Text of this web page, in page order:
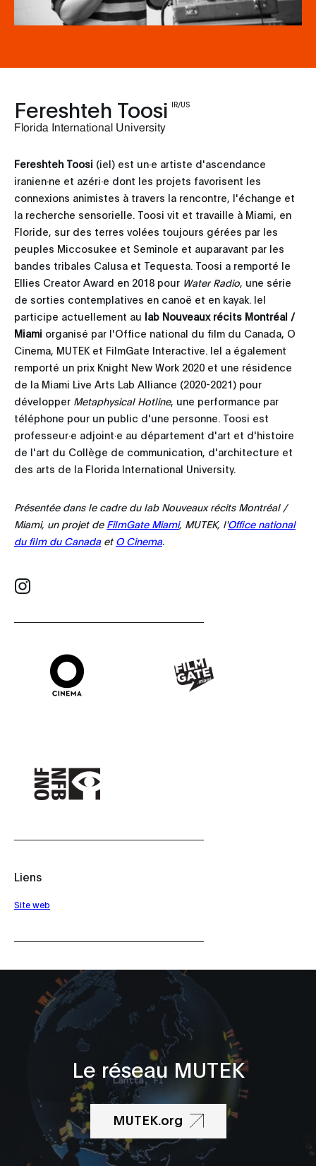
Fereshteh Toosi IR/US
Florida International University
Fereshteh Toosi (iel) est un·e artiste d'ascendance
iranien·ne et azéri·e dont les projets favorisent les
connexions animistes à travers la rencontre, l'échange et
la recherche sensorielle. Toosi vit et travaille à Miami, en
Floride, sur des terres volées toujours gérées par les
peuples Miccosukee et Seminole et auparavant par les
bandes tribales Calusa et Tequesta. Toosi a remporté le
Ellies Creator Award en 2018 pour Water Radio , une série
de sorties contemplatives en canoë et en kayak. Iel
participe actuellement au lab Nouveaux récits Montréal /
Miami organisé par l'Office national du film du Canada, O
Cinema, MUTEK et FilmGate Interactive. Iel a également
remporté un prix Knight New Work 2020 et une résidence
de la Miami Live Arts Lab Alliance (2020-2021) pour
développer Metaphysical Hotline, une performance par
téléphone pour un public d'une personne. Toosi est
professeur·e adjoint·e au département d'art et d'histoire
de l'art du Collège de communication, d'architecture et
des arts de la Florida International University.
Présentée dans le cadre du lab Nouveaux récits Montréal /
Miami, un projet de FilmGate Miami, MUTEK, l'Office national
du film du Canada et O Cinema
Liens
Site web
Le réseau MUTEK
MUTEK.org